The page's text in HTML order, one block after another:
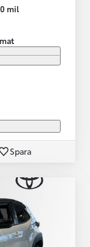
mil
Spara